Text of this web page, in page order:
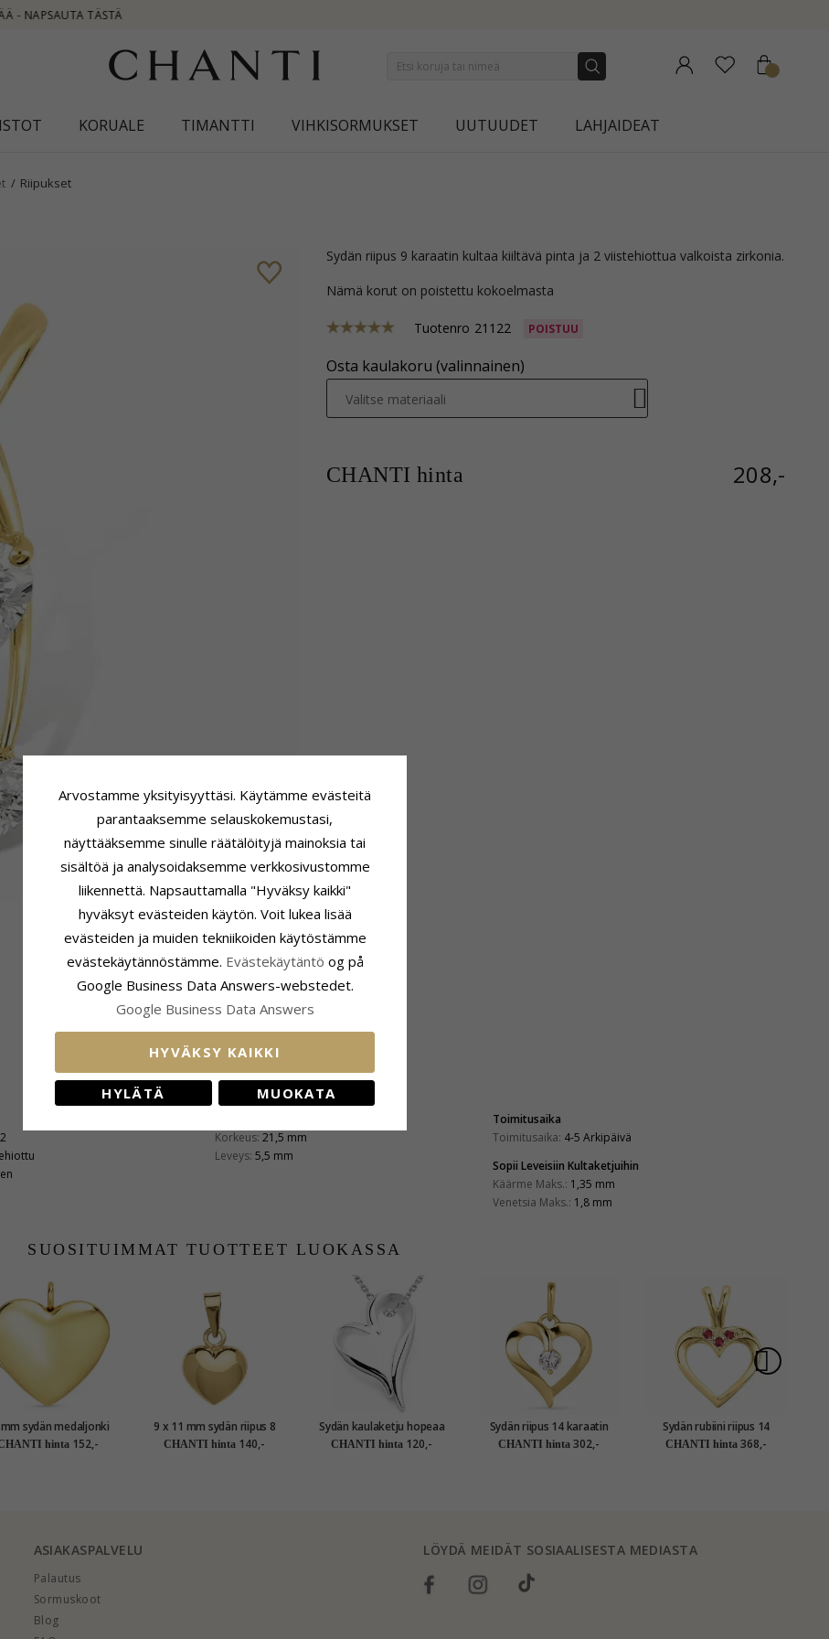
KORUALE TIMANTTI VIHKISORMUKSET UUTUUDET LAHJAIDEAT
Riipukset
sydän riipus 9 karaatin kultaa kiiltävä pinta ja 2 viistehiottua valkoista zirkonia.
Nämä korut on poistettu kokoelmasta
Tuotenro 21122 POISTUU
Osta kaulakoru (valinnainen)
Valitse materiaali
CHANTI hinta 208,-
2
Korkeus: 21,5 mm
Leveys: 5,5 mm
Toimitusaika
Toimitusaika: 4-5 Arkipäivä
Sopii Leveisiin Kultaketjuihin
Käärme Maks.: 1,35 mm
Venetsia Maks.: 1,8 mm
SUOSITUIMMAT TUOTTEET LUOKASSA
sydän medaljonki
kullattua hopeaa
hinta 152,-
9 x 11 mm sydän riipus 8
karaatin kultaa - Amoré
CHANTI hinta 140,-
Sydän kaulaketju hopeaa
riipus hopeaa
CHANTI hinta 120,-
Sydän riipus 14 karaatin
kultaa - Gold Collection
CHANTI hinta 302,-
Sydän rubiini riipus 14
karaatti kultaa 0,02 ct
CHANTI hinta 368,-
ASIAKASPALVELU
Palautus
Sormuskoot
Blog
LÖYDÄ MEIDÄT SOSIAALISESTA MEDIASTA
Arvostamme yksityisyyttäsi. Käytämme evästeitä
parantaaksemme selauskokemustasi,
näyttääksemme sinulle räätälöityjä mainoksia tai
sisältöä ja analysoidaksemme verkkosivustomme
liikennettä. Napsauttamalla "Hyväksy kaikki"
hyväksyt evästeiden käytön. Voit lukea lisää
evästeiden ja muiden tekniikoiden käytöstämme
evästekäytännöstämme. Evästekäytäntö og på
Google Business Data Answers-webstedet.
Google Business Data Answers
HYVÄKSY KAIKKI
HYLÄTÄ MUOKATA